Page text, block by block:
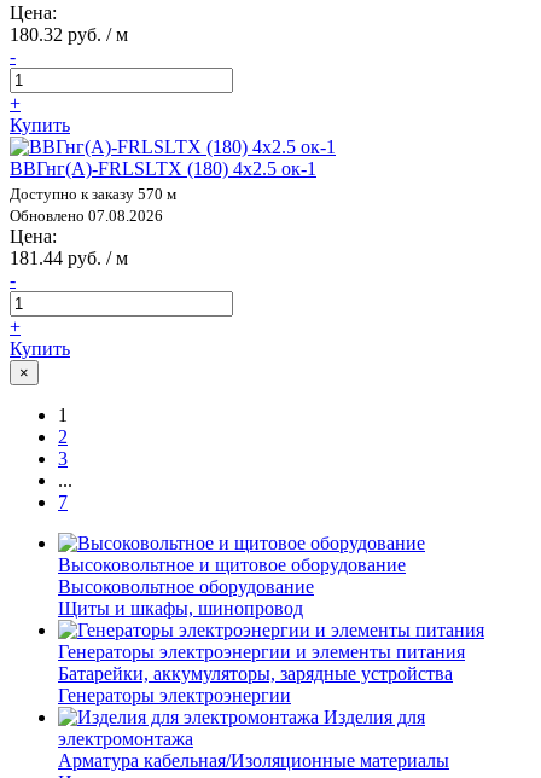
Цена:
180.32 руб. / м
-
+
Купить
ВВГнг(А)-FRLSLTX (180) 4х2.5 ок-1
Доступно к заказу 570 м
Обновлено 07.08.2026
Цена:
181.44 руб. / м
-
+
Купить
×
1
2
3
...
7
Высоковольтное и щитовое оборудование
Высоковольтное оборудование
Щиты и шкафы, шинопровод
Генераторы электроэнергии и элементы питания
Батарейки, аккумуляторы, зарядные устройства
Генераторы электроэнергии
Изделия для
электромонтажа
Арматура кабельная/Изоляционные материалы